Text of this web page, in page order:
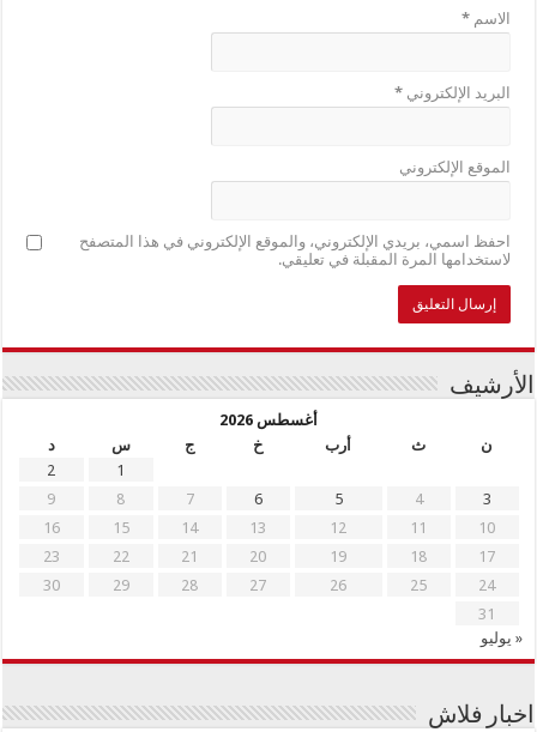
الاسم*
البريد الإلكتروني*
الموقع الإلكتروني
احفظ اسمي، بريدي الإلكتروني، والموقع الإلكتروني في هذا المتصفح
لاستخدامها المرة المقبلة في تعليقي.
الأرشيف
أغسطس 2026
ن
ث أرب خ ج س
د
1
2
3
4
5
6
7
8
9
10
11
12
13
14
15
16
17
18
19
20
21
22
23
24
25
26
27
28
29
30
31
« يوليو
اخبار فلاش